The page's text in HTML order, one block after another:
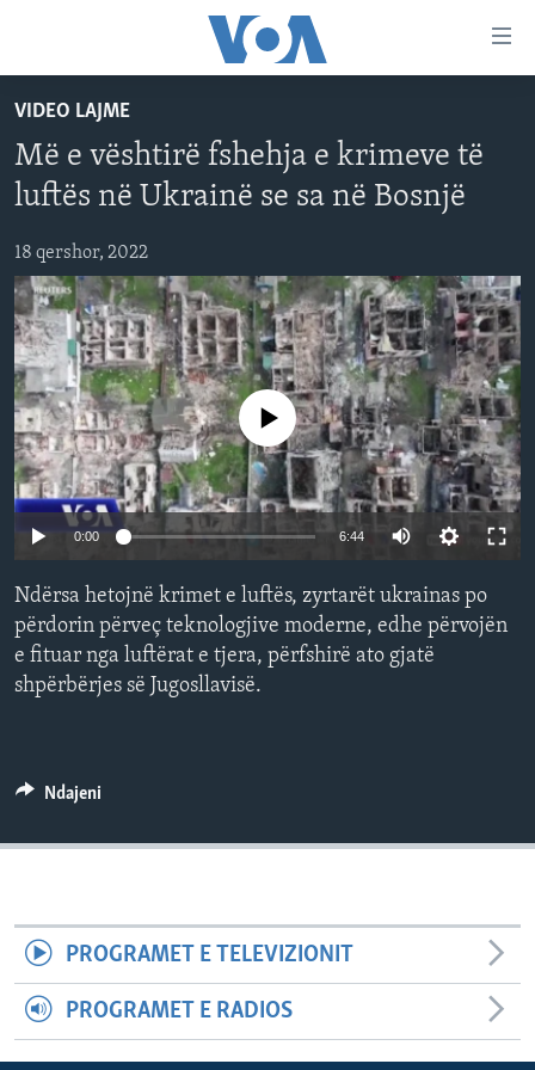
faqen
kryesore
tek
kryesore
Kalo
tek
kërkimi
FAQJA KRYESORE
KATEGORITË
BALLKANI
EVROPA
BOTA
MJEDISI
KULTURË
SHKENCË DHE TEKNOLOGJI
SHËNDETËSI
INTERVISTA
DITARI
DITARI
Learning English
FOLLOW US
Gjuhët
VIDEO LAJME
Më e vështirë fshehja e krimeve të
luftës në Ukrainë se sa në Bosnjë
18 qershor, 2022
No media source currently available
0:00 6:44
Ndërsa hetojnë krimet e luftës, zyrtarët ukrainas po
përdorin përveç teknologjive moderne, edhe përvojën
e fituar nga luftërat e tjera, përfshirë ato gjatë
shpërbërjes së Jugosllavisë.
Ndajeni
PROGRAMET E TELEVIZIONIT
PROGRAMET E RADIOS